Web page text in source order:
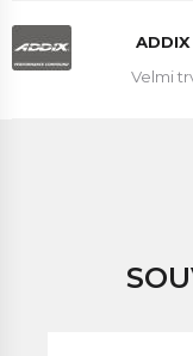
Velmi